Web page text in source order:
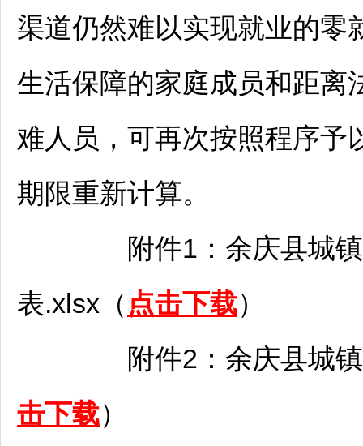
渠道仍然难以实现就业的零
生活保障的家庭成员和距离
难人员，可再次按照程序予
期限重新计算。
附件1： 余庆县城
表.xlsx（ 点击下载）
附件2： 余庆县城
击下载）